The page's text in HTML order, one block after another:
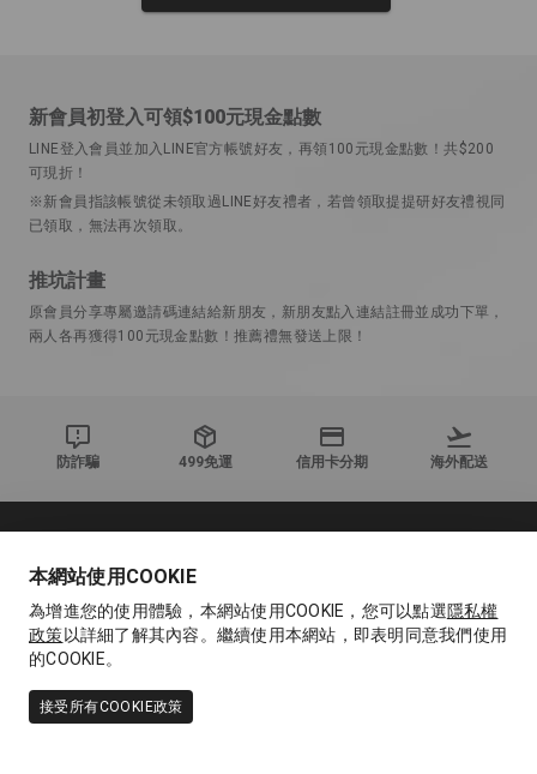
新會員初登入可領$100元現金點數
LINE登入會員並加入LINE官方帳號好友，再領100元現金點數！共$200
可現折！
※新會員指該帳號從未領取過LINE好友禮者，若曾領取提提研好友禮視同
已領取，無法再次領取。
推坑計畫
原會員分享專屬邀請碼連結給新朋友，新朋友點入連結註冊並成功下單，
兩人各再獲得100元現金點數！推薦禮無發送上限！
防詐騙 499免運 信用卡分期 海外配送
關於我們
顧客服務
常見問題
本網站使用COOKIE
為增進您的使用體驗，本網站使用COOKIE，您可以點選隱私權
政策以詳細了解其內容。繼續使用本網站，即表明同意我們使用
的COOKIE。
接受所有COOKIE政策